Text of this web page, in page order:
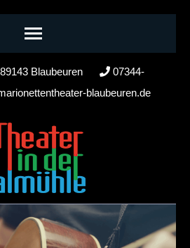
Blaubeuren
07344-
blaubeuren.de